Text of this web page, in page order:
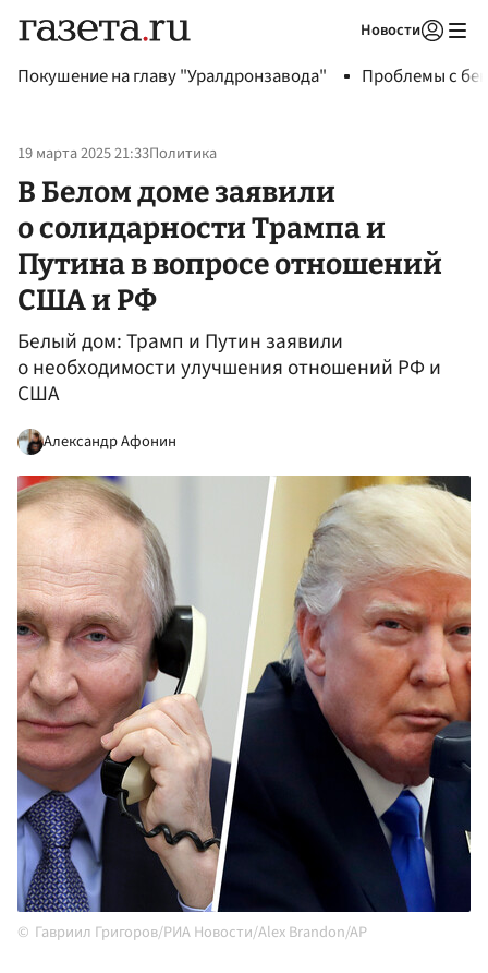
Новости
Покушение на главу "Уралдронзавода" Проблемы с
19 марта 2025 21:33Политика
В Белом доме заявили
о солидарности Трампа и
Путина в вопросе отношений
США и РФ
Белый дом: Трамп и Путин заявили
о необходимости улучшения отношений РФ и
США
Александр Афонин
Гавриил Григоров/РИА Новости/Alex Brandon/AP